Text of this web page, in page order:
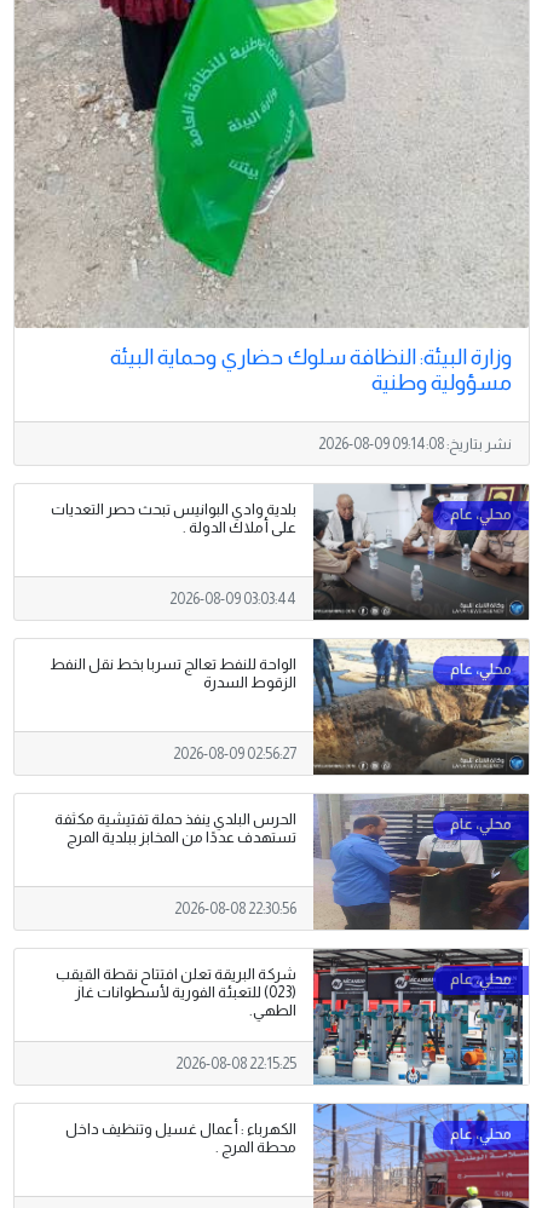
وزارة البيئة: النظافة سلوك حضاري وحماية البيئة
مسؤولية وطنية
نشر بتاريخ:2026-08-09 09:14:08
بلدية وادي البوانيس تبحث حصر التعديات
على أملاك الدولة .
2026-08-09 03:03:44
الواحة للنفط تعالج تسربا بخط نقل النفط
الزقوط السدرة
2026-08-09 02:56:27
الحرس البلدي ينفذ حملة تفتيشية مكثفة
تستهدف عددًا من المخابز ببلدية المرج
2026-08-08 22:30:56
شركة البريقة تعلن افتتاح نقطة القيقب
(023) للتعبئة الفورية لأسطوانات غاز
الطهي.
2026-08-08 22:15:25
الكهرباء : أعمال غسيل وتنظيف داخل
محطة المرج .